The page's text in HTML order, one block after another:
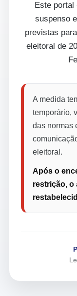
Este portal
suspenso
previstas
eleitoral de
A medida
temporário,
das normas
eleitoral.
Após o
restrição, o